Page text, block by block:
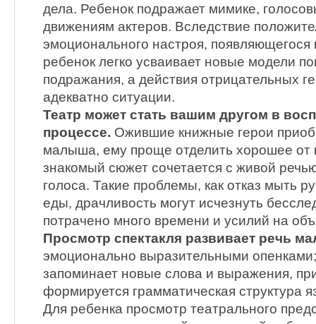
дела. Ребенок подражает мимике,
движениям актеров. Вследствие
эмоционального настроя, появляющегося
ребенок легко усваивает новые модели
подражания, а действия отрицательных
адекватно ситуации.
Театр может стать вашим другом в
процессе. Ожившие книжные герои
малыша, ему проще отделить хорошее от
знакомый сюжет сочетается с живой
голоса. Такие проблемы, как отказ мыть
еды, драчливость могут исчезнуть
потрачено много времени и усилий на
Просмотр спектакля развивает речь
эмоционально выразительными
запоминает новые слова и выражения,
формируется грамматическая структура
Для ребенка просмотр театрального